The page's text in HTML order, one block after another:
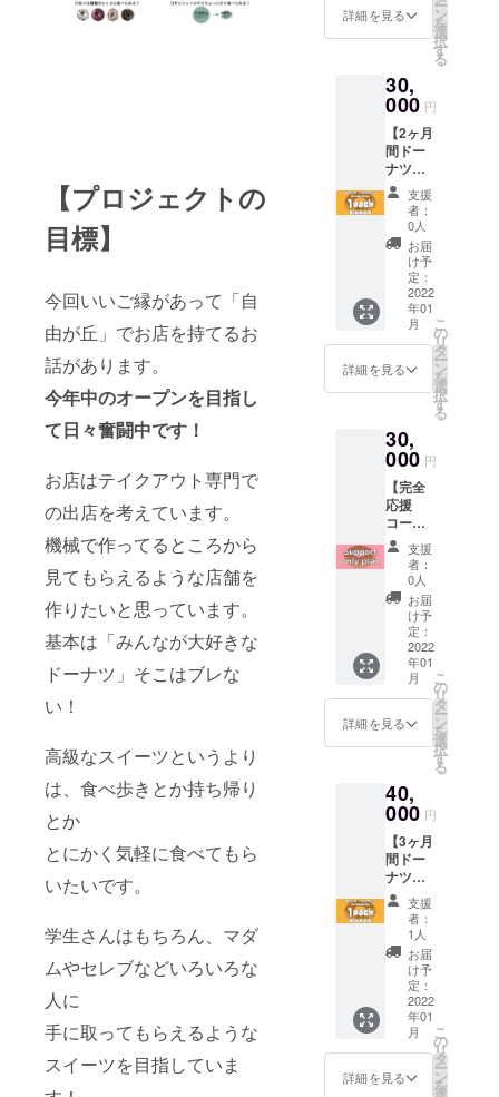
【プロジェクトの
目標】
今回いいご縁があって「自
由が丘」でお店を持てるお
話があります。
今年中のオープンを目指し
て日々奮闘中です！
お店はテイクアウト専門で
の出店を考えています。
機械で作ってるところから
見てもらえるような店舗を
作りたいと思っています。
基本は「みんなが大好きな
ドーナツ」そこはブレな
い！
高級なスイーツというより
は、食べ歩きとか持ち帰り
とか
とにかく気軽に食べてもら
いたいです。
学生さんはもちろん、マダ
ムやセレブなどいろいろな
人に
手に取ってもらえるような
スイーツを目指していま
20 RYL
※掲載サ
イズは
応募人
数によ
り変わ
りま
す。 ※
文字以
外は掲
載でき
ませ
ん。 ※
フォン
トはご
指定い
ませ
ん。 ※
ル、
ニック
ネーム
でもOK
です。
※不適切
な表
現、言
葉と判
断した
場合に
は掲載
をお断
りさせ
ていた
合があ
りま
期限：
1ヶ月間
チケッ
ト交換
用メー
ルをお
送りい
たしま
すので
交換期
限内に
店頭に
お越し
くださ
い。
メール
提示で
チケッ
す。 チ
ケット
をご提
示いた
だくと
お好き
なドー
ナツを1
パック
をプレ
ゼント
いたし
ます。
（1パッ
ク：7～
8個を予
定）
※OPEN
ルにて
告知い
たしま
す。 ※
チケッ
トは店
頭での
交換の
みとい
たしま
す。
（発送
など他
の受け
渡し方
対応致
H6(cm)
」 T
シャツ
にお名
前、店
名、ロ
ゴのい
ずれか
を掲載
いたし
ます。
こちら
から
メール
をお送
りいた
します
ので 上
記より
ご希望
くださ
い。
【返信
期限：
2021/12
/29ま
で】 T
シャツ
は後日
発送い
たしま
す。 ま
た、完
成したT
シャツ
はス
タッフ
半年間
着用を
予定し
ていま
す。
（5000
円のリ
ターン
商品は
こちら
のTシャ
ツで
す。）
※メー
カー：
OF THE
詳細を見る ー
ン
を
選
択
す
る
30,
000 円
【2ヶ月
間ドー
ナツ毎
日
1pack
プレゼ
ントチ
ケッ
ト】
2ヶ月間
毎日お
好きな
ドーナ
ツ
1pack
をプレ
ト！ 1
日最大
1000円
分×60日
（6万円
相当）
分をの
チケッ
トで
す。 交
換期
限：
OPEN
2022/2/
28 使用
期限：
2ヶ月間
チケッ
ト交換
用メー
ルをお
送りい
たしま
すので
交換期
限内に
店頭に
お越し
くださ
い。
メール
提示で
チケッ
支援
者：
0人
お届
け予
定：
2022
年01
月
詳細を見る
こ
の
リ
タ
ー
ン
を
選
択
す
る
30,
000 円
【完全
応援
コース
（竹）
】 後日
「笹本
北斗」
本人が
ZOOM
（ビデ
オ通
話）に
てお礼
させて
いただ
きま
考欄に
応援
メッ
セージ
など頂
けると
ありが
たいで
す。 ※
プロ
ジェク
ト終了
後、日
程調整
のメー
ルをお
送りい
支援
者：
0人
お届
け予
定：
2022
年01
月
詳細を見る
こ
の
リ
タ
ー
ン
を
選
択
す
る
40,
000 円
【3ヶ月
間ドー
ナツ毎
日
1pack
プレゼ
ントチ
ケッ
ト】
3ヶ月間
毎日お
好きな
ドーナ
ツ
1pack
支援
者：
1人
お届
け予
定：
2022
年01
月
詳細を見る
こ
の
リ
タ
ー
ン
を